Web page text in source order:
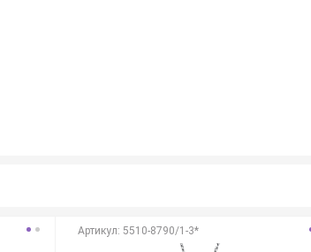
Aртикул: 5510-8790/1-3*